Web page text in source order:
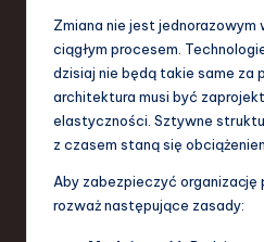
Zmiana nie jest jednorazowym
ciągłym procesem.
dzisiaj nie będą takie same za
architektura musi być
elastyczności. Sztywne
z czasem staną się
Aby zabezpieczyć organizację
rozważ następujące zasady: